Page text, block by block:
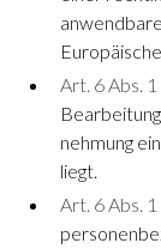
Art. 6 Abs.
nehmung
liegt.
Art. 6 Abs.